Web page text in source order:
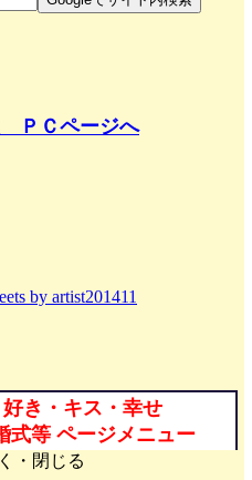
ＰＣページへ
by artist201411
き・キス・幸せ
式等 ページメニュー
・閉じる